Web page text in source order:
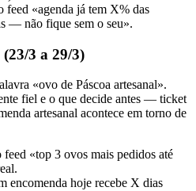
feed «agenda já tem X% das
— não fique sem o seu».
3 a 29/3)
«ovo de Páscoa artesanal».
fiel e o que decide antes — ticket
artesanal acontece em torno de
feed «top 3 ovos mais pedidos até
encomenda hoje recebe X dias